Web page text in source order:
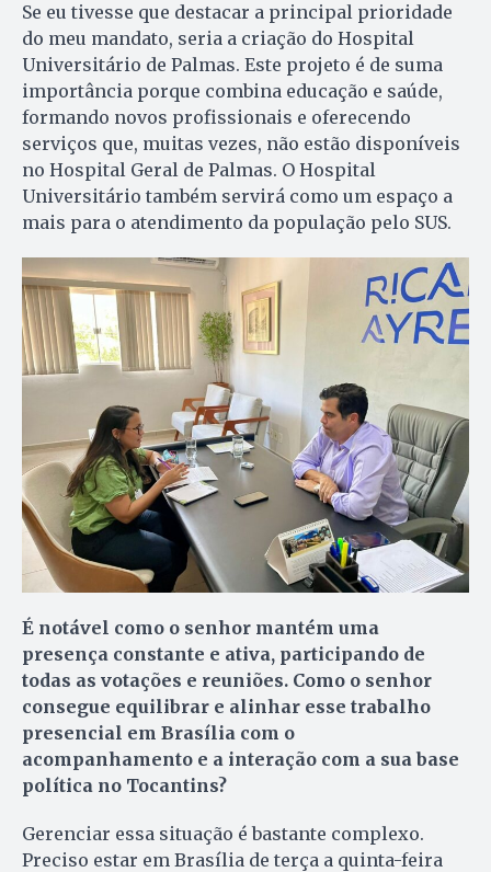
Se eu tivesse que destacar a principal prioridade
do meu mandato, seria a criação do Hospital
Universitário de Palmas. Este projeto é de suma
importância porque combina educação e saúde,
formando novos profissionais e oferecendo
serviços que, muitas vezes, não estão disponíveis
no Hospital Geral de Palmas. O Hospital
Universitário também servirá como um espaço a
mais para o atendimento da população pelo SUS.
É notável como o senhor mantém uma
presença constante e ativa, participando de
todas as votações e reuniões. Como o senhor
consegue equilibrar e alinhar esse trabalho
presencial em Brasília com o
acompanhamento e a interação com a sua base
política no Tocantins?
Gerenciar essa situação é bastante complexo.
Preciso estar em Brasília de terça a quinta-feira